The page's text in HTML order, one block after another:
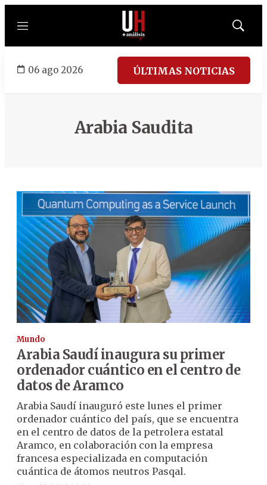
Menú
Mostrar
06 ago 2026 ÚLTIMAS NOTICIAS
Arabia Saudita
Mundo
Arabia Saudí inaugura su primer
ordenador cuántico en el centro de
datos de Aramco
Arabia Saudí inauguró este lunes el primer
ordenador cuántico del país, que se encuentra
en el centro de datos de la petrolera estatal
Aramco, en colaboración con la empresa
francesa especializada en computación
cuántica de átomos neutros Pasqal.